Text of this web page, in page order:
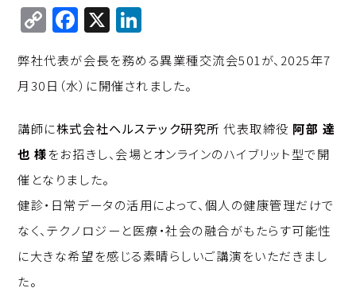
C
o
p
y
Li
n
k
F
a
c
e
b
o
o
k
X
k
e
d
I
弊社代表が会長を務める異業種交流会501が、2025年7
月30日（水）に開催されました。
講師に株式会社ヘルステック研究所 代表取締役 阿部 達
也 様をお招きし、会場とオンラインのハイブリット型で開
催となりました。
健診・日常データの活用によって、個人の健康管理だけで
なく、テクノロジーと医療・社会の融合がもたらす可能性
に大きな希望を感じる素晴らしいご講演をいただきまし
た。